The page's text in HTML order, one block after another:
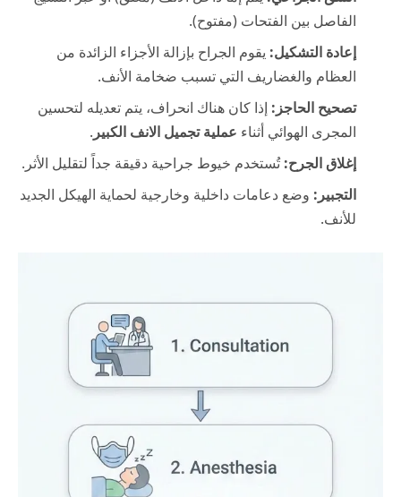
الفاصل بين الفتحات (مفتوح).
إعادة التشكيل: يقوم الجراح بإزالة الأجزاء الزائدة من
العظام والغضاريف التي تسبب ضخامة الأنف.
تصحيح الحاجز: إذا كان هناك انحراف، يتم تعديله لتحسين
المجرى الهوائي أثناء عملية تجميل الانف الكبير .
إغلاق الجرح:تُستخدم خيوط جراحية دقيقة جداً لتقليل الأثر.
التجبير: وضع دعامات داخلية وخارجية لحماية الهيكل الجديد
للأنف.